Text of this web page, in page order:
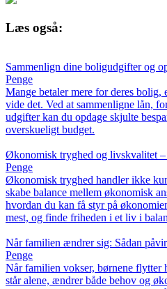
Læs også:
Sammenlign dine boligudgifter og
Penge
Mange betaler mere for deres bolig,
vide det. Ved at sammenligne lån,
udgifter kan du opdage skjulte
overskueligt budget.
Økonomisk tryghed og livskvalitet –
Penge
Økonomisk tryghed handler ikke
skabe balance mellem økonomisk
hvordan du kan få styr på
mest, og finde friheden i et liv i
Når familien ændrer sig: Sådan
Penge
Når familien vokser, børnene flytter
står alene, ændrer både behov og